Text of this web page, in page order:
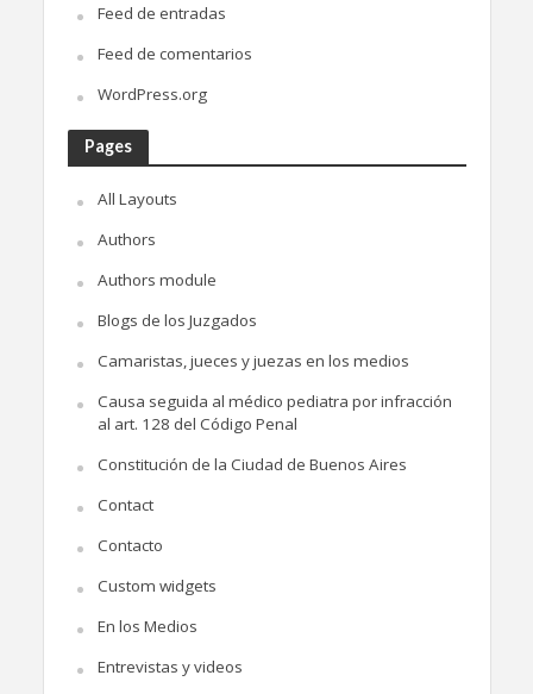
Feed de entradas
Feed de comentarios
WordPress.org
Pages
All Layouts
Authors
Authors module
Blogs de los Juzgados
Camaristas, jueces y juezas en los medios
Causa seguida al médico pediatra por infracción
al art. 128 del Código Penal
Constitución de la Ciudad de Buenos Aires
Contact
Contacto
Custom widgets
En los Medios
Entrevistas y videos